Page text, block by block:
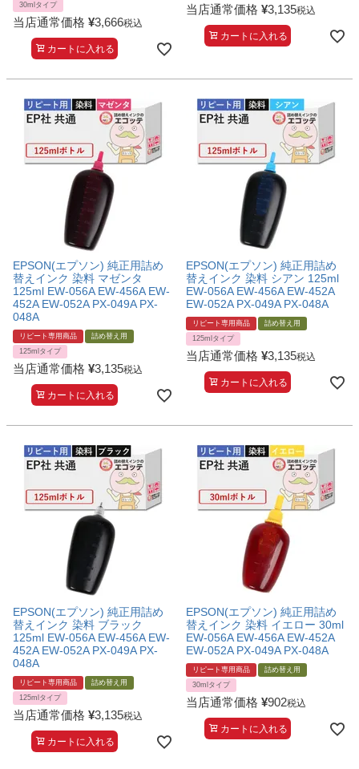
30mlタイプ
当店通常価格 ¥3,666税込
カートに入れる
当店通常価格 ¥3,135税込
カートに入れる
EPSON(エプソン) 純正用詰め
替えインク 染料 マゼンタ
125ml EW-056A EW-456A EW-
452A EW-052A PX-049A PX-
048A
リピート専用商品
詰め替え用
125mlタイプ
当店通常価格 ¥3,135税込
カートに入れる
EPSON(エプソン) 純正用詰め
替えインク 染料 シアン 125ml
EW-056A EW-456A EW-452A
EW-052A PX-049A PX-048A
リピート専用商品
詰め替え用
125mlタイプ
当店通常価格 ¥3,135税込
カートに入れる
EPSON(エプソン) 純正用詰め
替えインク 染料 ブラック
125ml EW-056A EW-456A EW-
452A EW-052A PX-049A PX-
048A
リピート専用商品
詰め替え用
125mlタイプ
当店通常価格 ¥3,135税込
カートに入れる
EPSON(エプソン) 純正用詰め
替えインク 染料 イエロー 30ml
EW-056A EW-456A EW-452A
EW-052A PX-049A PX-048A
リピート専用商品
詰め替え用
30mlタイプ
当店通常価格 ¥902税込
カートに入れる